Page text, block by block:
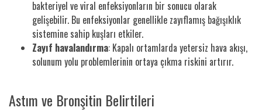
bakteriyel ve viral enfeksiyonların bir sonucu olarak
gelişebilir. Bu enfeksiyonlar genellikle zayıflamış bağışıklık
sistemine sahip kuşları etkiler.
Zayıf havalandırma: Kapalı ortamlarda yetersiz hava akışı,
solunum yolu problemlerinin ortaya çıkma riskini artırır.
Astım ve Bronşitin Belirtileri